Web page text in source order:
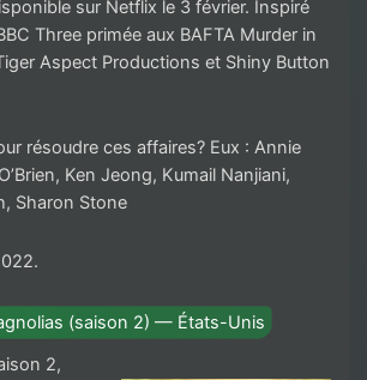
sur Netflix le 3 février. Inspiré
Three primée aux BAFTA Murder in
Aspect Productions et Shiny Button
résoudre ces affaires? Eux : Annie
Ken Jeong, Kumail Nanjiani,
Sharon Stone
(saison 2) — États-Unis
2,